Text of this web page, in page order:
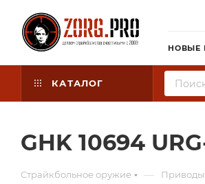
НОВЫЕ
КАТАЛОГ
GHK 10694
Страйкбольное оружие — Приводы